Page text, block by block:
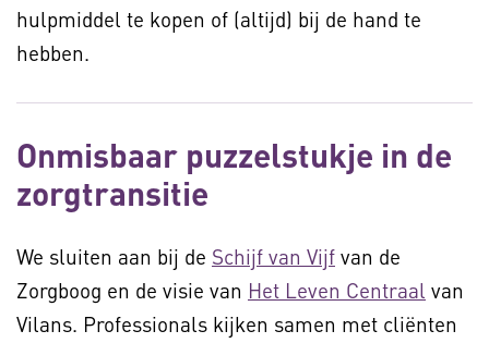
hulpmiddel te kopen of (altijd) bij de hand te
hebben.
Onmisbaar puzzelstukje in de
zorgtransitie
We sluiten aan bij de Schijf van Vijf van de
Zorgboog en de visie van Het Leven Centraal van
Vilans. Professionals kijken samen met cliënten